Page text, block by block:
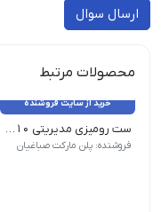
ارسال سوال
محصولات مرتبط
خرید از سایت فروشنده
ست رومیزی مدیریتی 10 پارچه چوبی جنس بدنه چوب تعداد در
فروشنده: پلن مارکت صباغیان